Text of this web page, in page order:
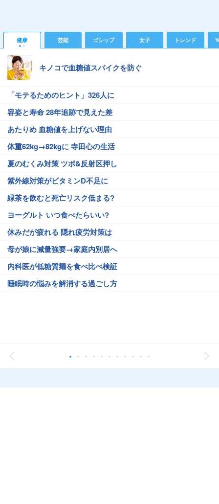
健康 芸能 ゴシップ 女子 トレンド
キノコで血糖値スパイクを防ぐ
「モテるためのヒント」326人に
容姿と寿命 28年追跡で見えた差
あたりめ 血糖値を上げない理由
体重62kg→82kgに 寺田心の生活
夏のむくみ対策 ツボ&反射区押し
紫外線対策がビタミンD不足に
緑茶を飲むと死亡リスク低まる?
ヨーグルト いつ食べたらいい?
休みだが疲れる 隠れ疲労対策は
母が娘に減量強要→家庭内別居へ
内科医が低糖質麺を食べ比べ検証
睡眠時の悩みを解消する過ごし方